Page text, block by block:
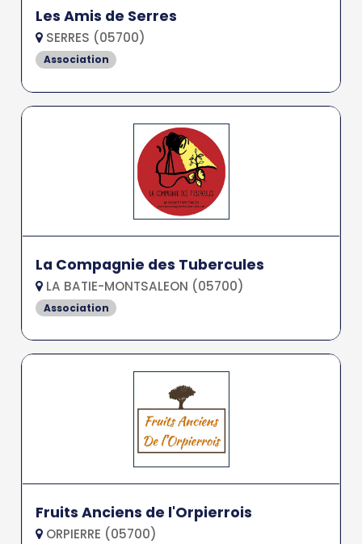
Les Amis de Serres
SERRES (05700)
Association
La Compagnie des Tubercules
LA BATIE-MONTSALEON (05700)
Association
Fruits Anciens de l'Orpierrois
ORPIERRE (05700)